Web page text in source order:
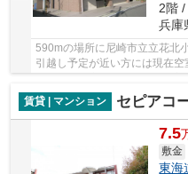
2階 /
兵庫
590mの場所に尼崎市立立花北
引越し予定が近い方には現在
賃貸 | マンション
セピアコ
7.5
敷金
東海